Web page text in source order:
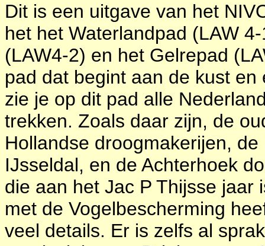
Dit is een uitgave van het
het het Waterlandpad (LAW
(LAW4-2) en het Gelrepad
pad dat begint aan de kust
zie je op dit pad alle
trekken. Zoals daar zijn, de
Hollandse droogmakerijen,
IJsseldal, en de Achterhoek
die aan het Jac P Thijsse jaar
met de Vogelbescherming
veel details. Er is zelfs al